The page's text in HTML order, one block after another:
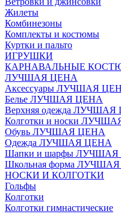
Жилеты
Комбинезоны
Комплекты и костюмы
Куртки и пальто
ИГРУШКИ
КАРНАВАЛЬНЫЕ
ЛУЧШАЯ ЦЕНА
Аксессуары ЛУЧШАЯ
Белье ЛУЧШАЯ ЦЕНА
Верхняя одежда
Колготки и носки
Обувь ЛУЧШАЯ ЦЕНА
Одежда ЛУЧШАЯ ЦЕНА
Шапки и шарфы
Школьная форма
НОСКИ И КОЛГОТКИ
Гольфы
Колготки
Колготки гимнастические